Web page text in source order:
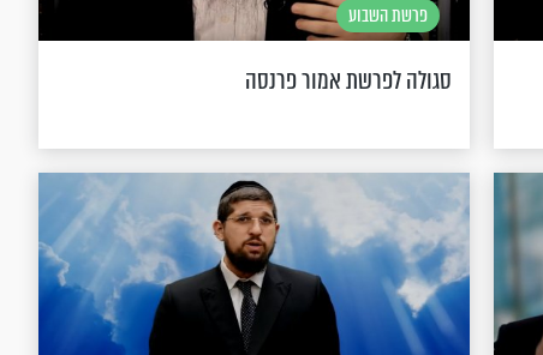
פרשת השבוע
סגולה לפרשת אמור פרנסה